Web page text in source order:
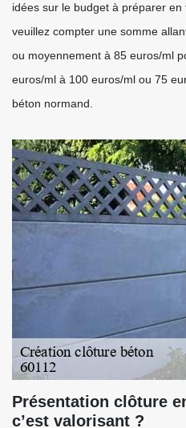
idées sur le budget à préparer
veuillez compter une somme
ou moyennement à 85 euros/ml
euros/ml à 100 euros/ml ou 75
béton normand.
Présentation clôture
c’est valorisant ?